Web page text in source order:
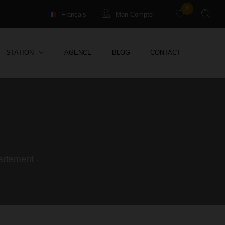
Français Mon Compte
0
STATION AGENCE BLOG CONTACT